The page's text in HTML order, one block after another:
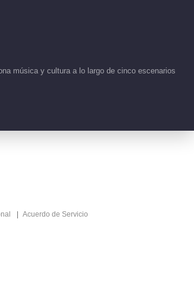
00:51
el Viento 2026
música y cultura a lo largo de cinco escenarios
Acuerdo de Servicio